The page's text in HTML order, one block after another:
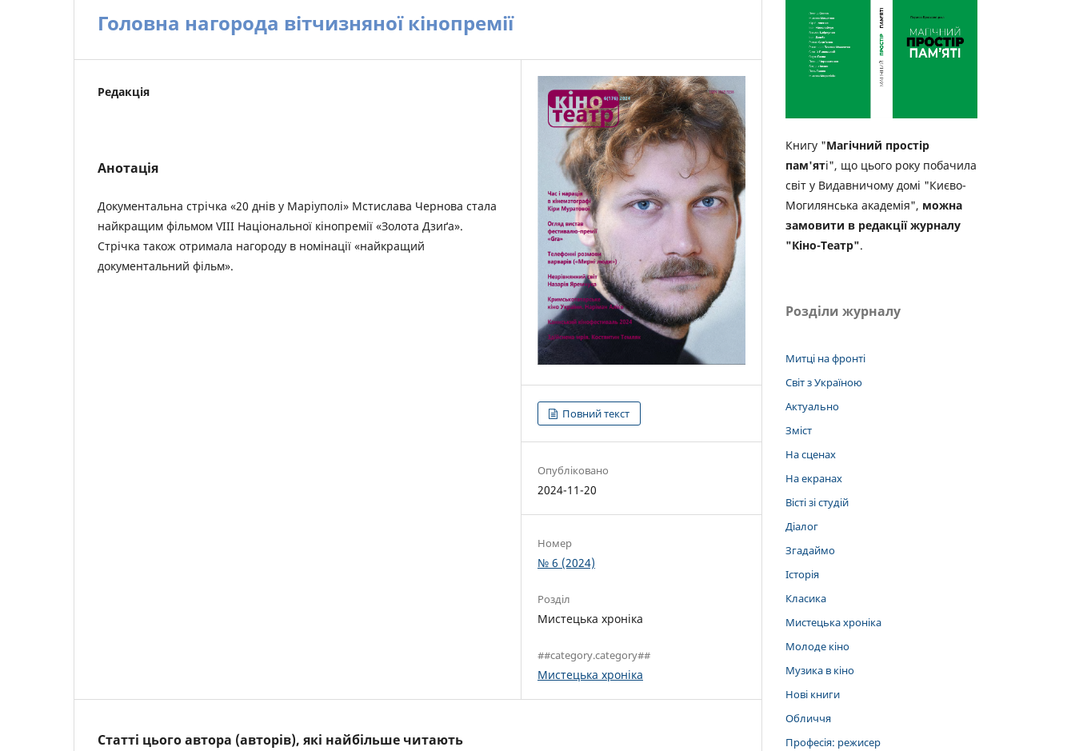
Головна нагорода вітчизняної кінопремії
Редакція
Анотація
Документальна стрічка «20 днів у Маріуполі» Мстислава Чернова стала
найкращим фільмом VIIІ Національної кінопремії «Золота Дзиґа».
Стрічка також отримала нагороду в номінації «найкращий
документальний фільм».
Повний текст
Опубліковано
2024-11-20
Номер
№ 6 (2024)
Розділ
Мистецька хроніка
##category.category##
Мистецька хроніка
Статті цього автора (авторів), які найбільше читають
Книгу "Магічний простір
пам'яті", що цього року побачила
світ у Видавничому домі "Києво-
Могилянська академія", можна
замовити в редакції журналу
"Кіно-Театр".
Розділи журналу
Митці на фронті
Світ з Україною
Актуально
Зміст
На сценах
На екранах
Вісті зі студій
Діалог
Згадаймо
Історія
Класика
Мистецька хроніка
Молоде кіно
Музика в кіно
Нові книги
Обличчя
Професія: режисер